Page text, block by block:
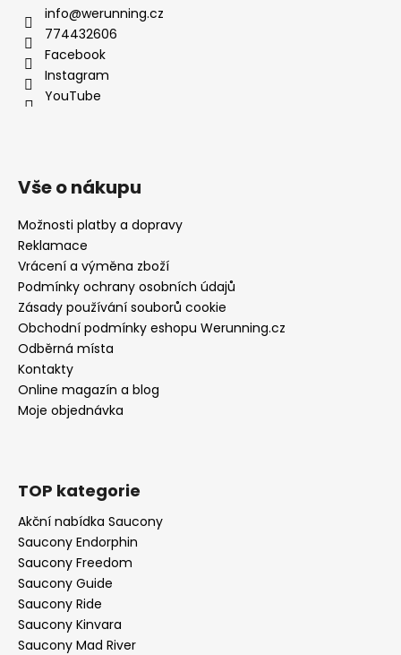
info@werunning.cz
774432606
Facebook
Instagram
YouTube
Vše o nákupu
Možnosti platby a dopravy
Reklamace
Vrácení a výměna zboží
Podmínky ochrany osobních údajů
Zásady používání souborů cookie
Obchodní podmínky eshopu Werunning.cz
Odběrná místa
Kontakty
Online magazín a blog
Moje objednávka
TOP kategorie
Akční nabídka Saucony
Saucony Endorphin
Saucony Freedom
Saucony Guide
Saucony Ride
Saucony Kinvara
Saucony Mad River